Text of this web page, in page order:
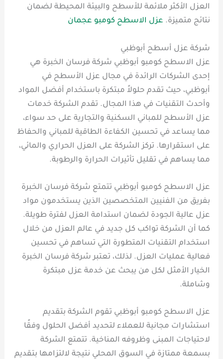
العزل الأكثر ملائمة للأسطح والبيئة المحيطة لضمان
نتائج متميزة. عزل الاسطح كومبو عجمان
شركة عزل أسطح أبوظبي
عزل الاسطح كومبو أبوظبي شركة فرسان الخبرة هي
إحدى الشركات الرائدة في مجال عزل الأسطح في
أبوظبي، حيث تقدم حلولاً مبتكرة باستخدام أفضل المواد
وأحدث التقنيات في هذا المجال. تقدم الشركة خدمات
عزل الأسطح للمباني السكنية والتجارية على حد سواء،
مما يساعد في تحسين الكفاءة الطاقية للمباني والحفاظ
على استقرارها. تركز الشركة على العزل الحراري والمائي،
مما يساهم في تقليل تأثيرات الحرارة والرطوبة.
عزل الاسطح كومبو أبوظبي تتمتع شركة فرسان الخبرة
بفريق من الفنيين المتخصصين الذين يستخدمون مواد
عزل عالية الجودة لضمان استدامة العزل لفترة طويلة.
كما أن الشركة تواكب كل جديد في عالم العزل من خلال
استخدام التقنيات المتطورة التي تساهم في تحسين
فعالية عمليات العزل. لذلك، تعتبر شركة فرسان الخبرة
الخيار الأمثل لكل من يبحث عن خدمة عزل مبتكرة
وشاملة.
عزل الاسطح كومبو أبوظبي تقوم الشركة بتقديم
استشارات مجانية للعملاء لتحديد أفضل الحلول وفقًا
لاحتياجات المبنى وظروفه المناخية. تتمتع الشركة
بسمعة ممتازة في السوق المحلي نتيجة لالتزامها بتقديم